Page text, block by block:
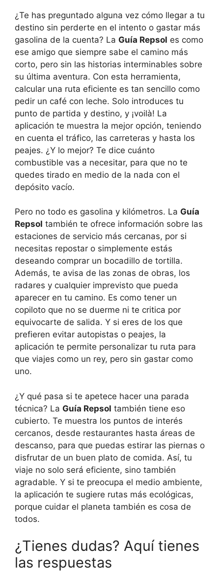
¿Te has preguntado alguna vez cómo llegar a tu
destino sin perderte en el intento o gastar más
gasolina de la cuenta? La Guía Repsol es como
ese amigo que siempre sabe el camino más
corto, pero sin las historias interminables sobre
su última aventura. Con esta herramienta,
calcular una ruta eficiente es tan sencillo como
pedir un café con leche. Solo introduces tu
punto de partida y destino, y ¡voilà! La
aplicación te muestra la mejor opción, teniendo
en cuenta el tráfico, las carreteras y hasta los
peajes. ¿Y lo mejor? Te dice cuánto
combustible vas a necesitar, para que no te
quedes tirado en medio de la nada con el
depósito vacío.
Pero no todo es gasolina y kilómetros. La Guía
Repsol también te ofrece información sobre las
estaciones de servicio más cercanas, por si
necesitas repostar o simplemente estás
deseando comprar un bocadillo de tortilla.
Además, te avisa de las zonas de obras, los
radares y cualquier imprevisto que pueda
aparecer en tu camino. Es como tener un
copiloto que no se duerme ni te critica por
equivocarte de salida. Y si eres de los que
prefieren evitar autopistas o peajes, la
aplicación te permite personalizar tu ruta para
que viajes como un rey, pero sin gastar como
uno.
¿Y qué pasa si te apetece hacer una parada
técnica? La Guía Repsol también tiene eso
cubierto. Te muestra los puntos de interés
cercanos, desde restaurantes hasta áreas de
descanso, para que puedas estirar las piernas o
disfrutar de un buen plato de comida. Así, tu
viaje no solo será eficiente, sino también
agradable. Y si te preocupa el medio ambiente,
la aplicación te sugiere rutas más ecológicas,
porque cuidar el planeta también es cosa de
todos.
¿Tienes dudas? Aquí tienes
las respuestas